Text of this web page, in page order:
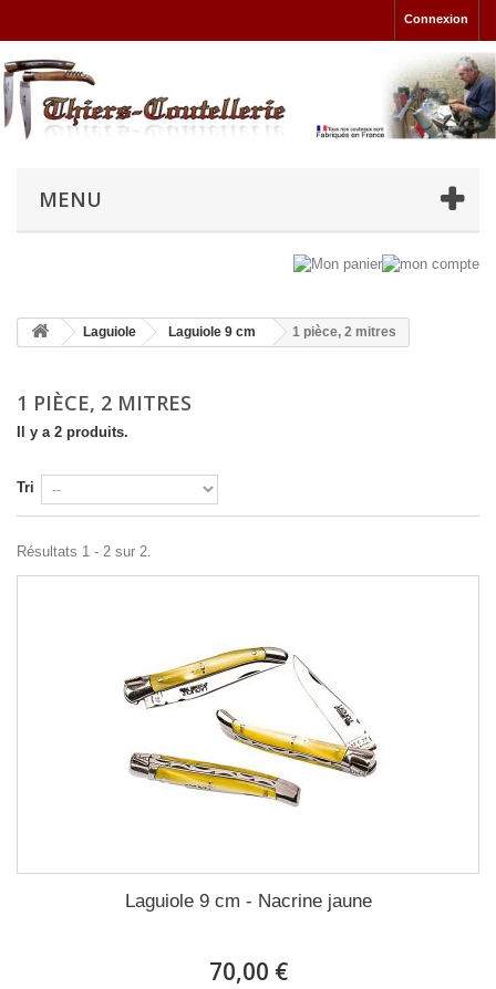
Connexion
MENU
Laguiole Laguiole 9 cm 1 pièce, 2 mitres
1 PIÈCE, 2 MITRES
Il y a 2 produits.
Tri
Résultats 1 - 2 sur 2.
Laguiole 9 cm - Nacrine jaune
70,00 €